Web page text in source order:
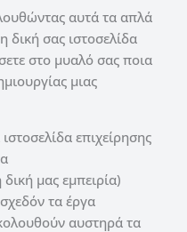
αυτά τα απλά
δική σας ιστοσελίδα
στο μυαλό σας ποια
μιας
επιχείρησης
μας εμπειρία)
τα έργα
αυστηρά τα